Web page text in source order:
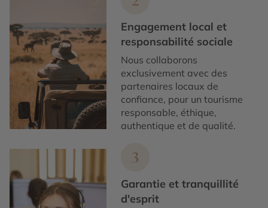
Engagement local et
responsabilité sociale
Nous collaborons
exclusivement avec des
partenaires locaux de
confiance, pour un tourisme
responsable, éthique,
authentique et de qualité.
3
Garantie et tranquillité
d'esprit